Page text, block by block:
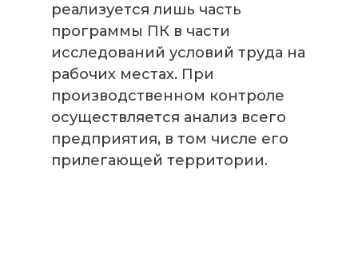
реализуется лишь часть
программы ПК в части
исследований условий труда на
рабочих местах. При
производственном контроле
осуществляется анализ всего
предприятия, в том числе его
прилегающей территории.